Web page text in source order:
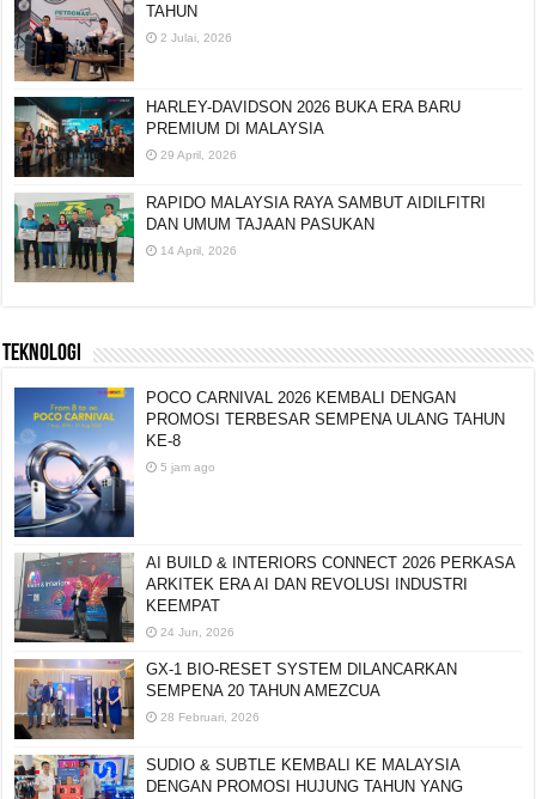
TAHUN
2 Julai, 2026
HARLEY-DAVIDSON 2026 BUKA ERA BARU
PREMIUM DI MALAYSIA
29 April, 2026
RAPIDO MALAYSIA RAYA SAMBUT AIDILFITRI
DAN UMUM TAJAAN PASUKAN
14 April, 2026
TEKNOLOGI
POCO CARNIVAL 2026 KEMBALI DENGAN
PROMOSI TERBESAR SEMPENA ULANG TAHUN
KE-8
5 jam ago
AI BUILD & INTERIORS CONNECT 2026 PERKASA
ARKITEK ERA AI DAN REVOLUSI INDUSTRI
KEEMPAT
24 Jun, 2026
GX-1 BIO-RESET SYSTEM DILANCARKAN
SEMPENA 20 TAHUN AMEZCUA
28 Februari, 2026
SUDIO & SUBTLE KEMBALI KE MALAYSIA
DENGAN PROMOSI HUJUNG TAHUN YANG